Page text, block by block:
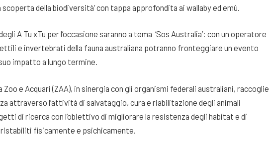
della biodiversità’ con tappa approfondita ai wallaby ed emù.
A Tu xTu per l’occasione saranno a tema ‘Sos Australia’: con un operatore
e invertebrati della fauna australiana potranno fronteggiare un evento
impatto a lungo termine.
Zoo e Acquari (ZAA), in sinergia con gli organismi federali australiani, raccoglie
attraverso l’attività di salvataggio, cura e riabilitazione degli animali
di ricerca con l’obiettivo di migliorare la resistenza degli habitat e di
fisicamente e psichicamente.